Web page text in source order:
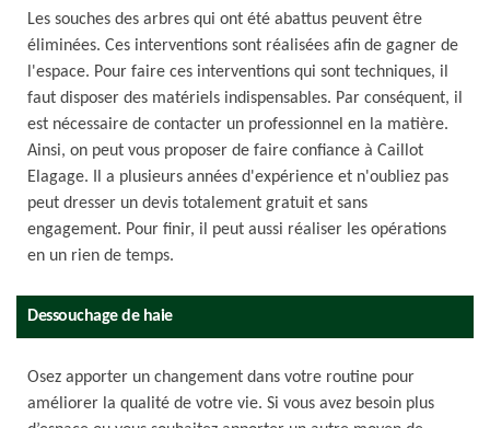
Les souches des arbres qui ont été abattus peuvent être
éliminées. Ces interventions sont réalisées afin de gagner de
l'espace. Pour faire ces interventions qui sont techniques, il
faut disposer des matériels indispensables. Par conséquent, il
est nécessaire de contacter un professionnel en la matière.
Ainsi, on peut vous proposer de faire confiance à Caillot
Elagage. Il a plusieurs années d'expérience et n'oubliez pas
peut dresser un devis totalement gratuit et sans
engagement. Pour finir, il peut aussi réaliser les opérations
en un rien de temps.
Dessouchage de haie
Osez apporter un changement dans votre routine pour
améliorer la qualité de votre vie. Si vous avez besoin plus